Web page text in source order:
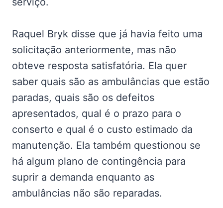
Raquel Bryk disse que já havia feito uma
solicitação anteriormente, mas não
obteve resposta satisfatória. Ela quer
saber quais são as ambulâncias que estão
paradas, quais são os defeitos
apresentados, qual é o prazo para o
conserto e qual é o custo estimado da
manutenção. Ela também questionou se
há algum plano de contingência para
suprir a demanda enquanto as
ambulâncias não são reparadas.